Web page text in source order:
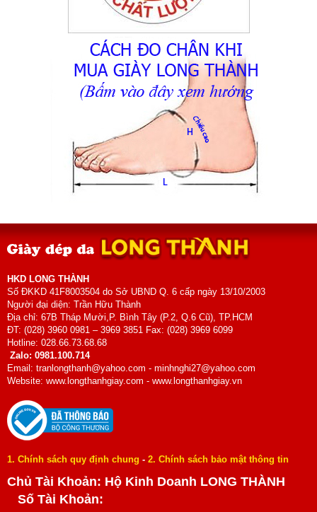
HKD LONG THÀNH
Số ĐKKD 41F8003504 do Sở UBND Q. 6 cấp ngày 13/10/2003
Người đại diện: Trần Hữu Thành
Địa chỉ: 67B Tháp Mười,P. Bình Tây (P.2, Q.6 Cũ), TP.HCM
ĐT: (028) 3960 0981 – 3969 3851 Fax: (028) 3969 6099
Hotline: 028.66.73.68.68
Zalo: 0981.100.714
Email: tranlongthanh@yahoo.com - minhnghi27@yahoo.com
Website: www.longthanhgiay.com - www.longthanhgiay.vn
1. Chính sách quy định chung - 2. Chính sách bảo mật thông tin
Chủ Tài Khoản: Hộ Kinh Doanh LONG THÀNH
Số Tài Khoản: